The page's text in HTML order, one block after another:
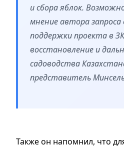
и сбора яблок.
мнение автора
поддержки проекта в
восстановление и
садоводства
представитель
Также он напомнил, что